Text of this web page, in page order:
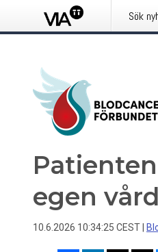
Sök
egen vård
10.6.2026 10:34:25 CEST